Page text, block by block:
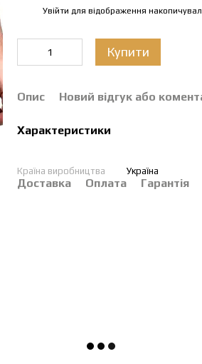
Увійти для відображення
Купити
Опис Новий відгук або
Характеристики
Країна виробництва Україна
Доставка Оплата Гарантія